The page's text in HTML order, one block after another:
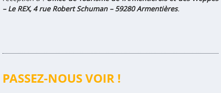
– Le REX, 4 rue Robert Schuman – 59280 Armentières.
PASSEZ-NOUS VOIR !